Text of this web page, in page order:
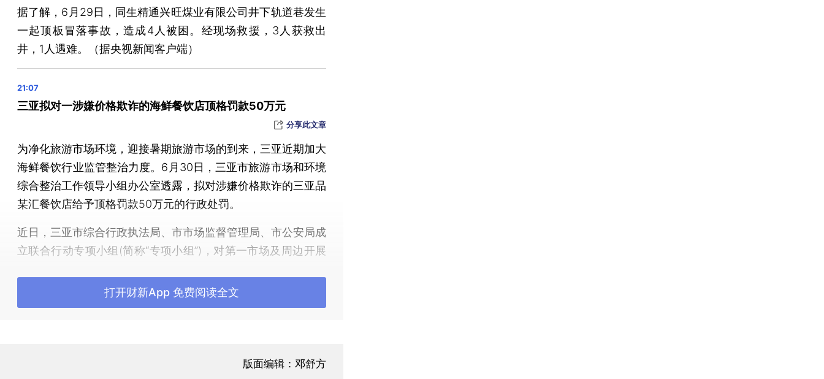
皇家加勒比开售明年船票 两家中资邮轮公司启动国际航线
王慧文因病离岗 美团斥资20.65亿元全盘接手光年之外
鲍威尔：多数美联储官员预期年内将再加息两次
玻利维亚加快锂盐湖开发 中国企业再中标
据了解，6月29日，同生精通兴旺煤业有限公司井下轨道巷发生
一起顶板冒落事故，造成4人被困。经现场救援，3人获救出
井，1人遇难。（据央视新闻客户端）
三亚拟对一涉嫌价格欺诈的海鲜餐饮店顶格罚款50万元
分享此文章
为净化旅游市场环境，迎接暑期旅游市场的到来，三亚近期加大
海鲜餐饮行业监管整治力度。6月30日，三亚市旅游市场和环境
综合整治工作领导小组办公室透露，拟对涉嫌价格欺诈的三亚品
某汇餐饮店给予顶格罚款50万元的行政处罚。
近日，三亚市综合行政执法局、市市场监督管理局、市公安局成
立联合行动专项小组(简称“专项小组”)，对第一市场及周边开展
优质消费环境。经调查，三亚品某汇餐饮店在提供海鲜加工服务
过程中，未按海鲜加工费公示牌，擅自改变龙虾加工费计价单
诈规定》第二十二条、《价格违法行为行政处罚规定》第七条规
打开财新App 免费阅读全文
版面编辑：邓舒方